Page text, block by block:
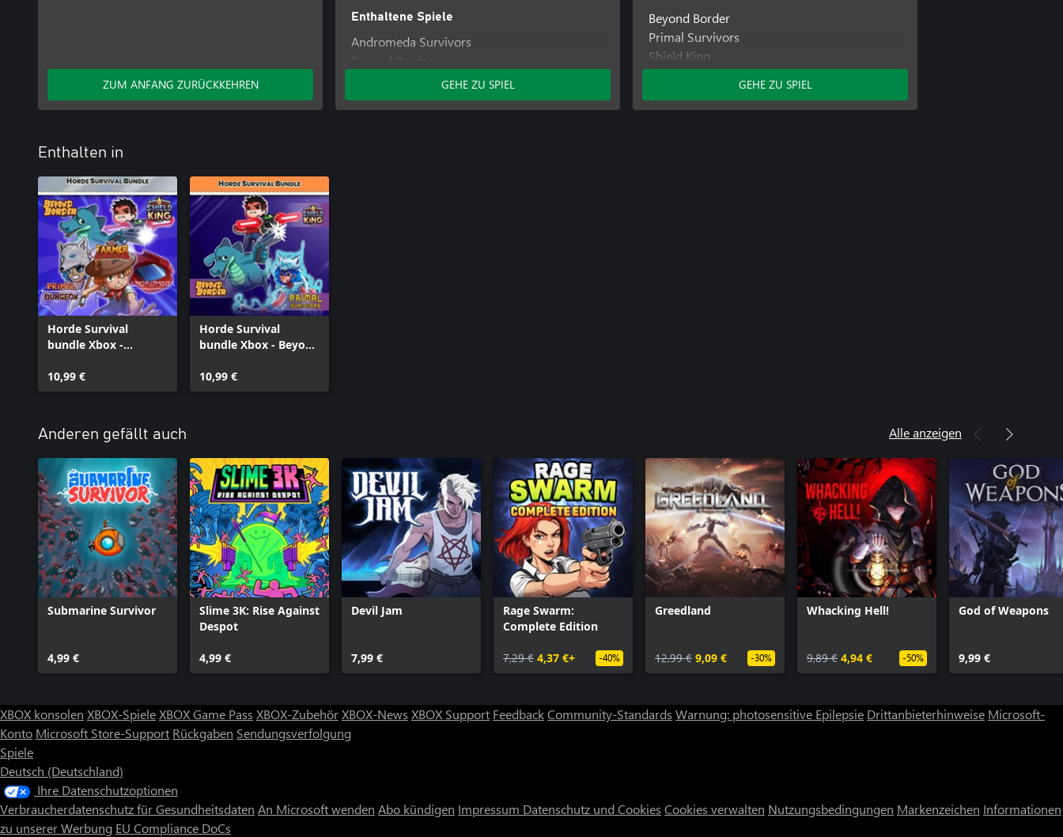
ZUM ANFANG ZURÜCKKEHREN
Enthaltene Spiele
Andromeda Survivors
Beyond Border
Farmer Survivors
Primal Survivors
GEHE ZU SPIEL
Beyond Border
Primal Survivors
Shield King
GEHE ZU SPIEL
Enthalten in
Horde Survival
bundle Xbox -
Survivors, Beyond
Border, Farmer
10,99 €
Horde Survival
bundle Xbox - Beyond
and Primal Survivors
10,99 €
Anderen gefällt auch Alle anzeigen
Submarine Survivor
4,99 €
Slime 3K: Rise Against
Despot
4,99 €
Devil Jam
7,99 €
Rage Swarm:
Complete Edition
7,29 € 4,37 €+ -40%
Greedland
12,99 € 9,09 € -30%
Whacking Hell!
9,89 € 4,94 € -50%
God of Weapons
9,99 €
XBOX konsolen XBOX-SpieleXBOX Game Pass XBOX-ZubehörXBOX-News XBOX Support FeedbackCommunity-Standards Warnung: photosensitive Epilepsie Drittanbieterhinweise Microsoft-
Konto Microsoft Store-Support Rückgaben Sendungsverfolgung
Spiele
Deutsch (Deutschland)
Ihre Datenschutzoptionen
Verbraucherdatenschutz für Gesundheitsdaten An Microsoft wenden Abo kündigen Impressum Datenschutz und Cookies Cookies verwalten Nutzungsbedingungen Markenzeichen Informationen
zu unserer Werbung EU Compliance DoCs